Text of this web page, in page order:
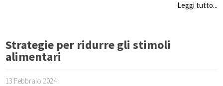
Leggi tutto...
Strategie per ridurre gli stimoli
alimentari
13 Febbraio 2024